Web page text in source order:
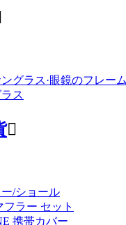
グラス·眼鏡のフレーム
ス

/ショール
フラー セット
携帯カバー